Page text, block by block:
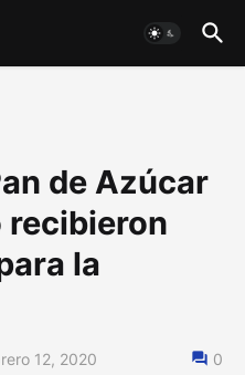
de Azúcar
recibieron
la
12, 2020 0